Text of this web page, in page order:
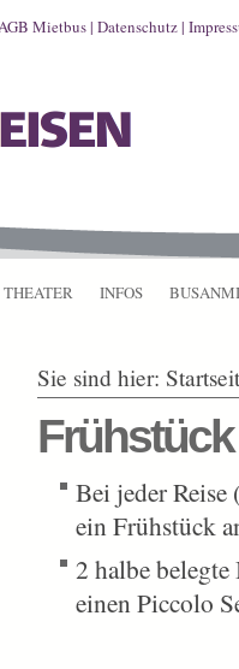
Mietbus| Datenschutz|
THEATER INFOS
Sie sind hier:
Bei jeder Reise
ein Frühstück
2 halbe belegte
einen Piccolo